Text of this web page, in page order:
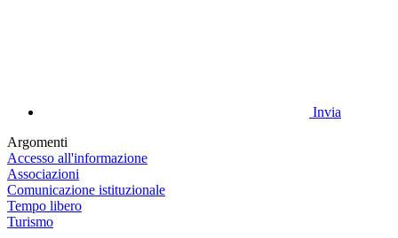
Invia
Argomenti
Accesso all'informazione
Associazioni
Comunicazione istituzionale
Tempo libero
Turismo